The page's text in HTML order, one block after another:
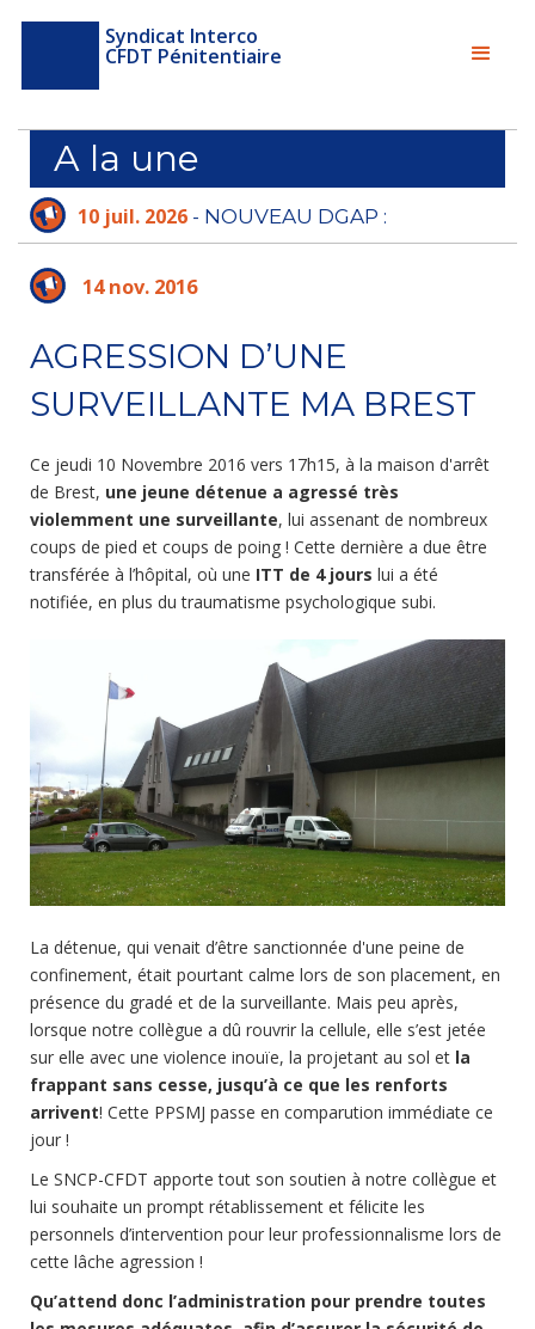
Syndicat Interco
CFDT Pénitentiaire
A la une
10 juil. 2026 - NOUVEAU DGAP :
L'ADMINISTRATION PÉNITENTIAIRE N'A PLUS
LE TEMPS D'ATTENDRE
14 nov. 2016
AGRESSION D’UNE
SURVEILLANTE MA BREST
Ce jeudi 10 Novembre 2016 vers 17h15, à la maison d'arrêt
de Brest, une jeune détenue a agressé très
violemment une surveillante, lui assenant de nombreux
coups de pied et coups de poing ! Cette dernière a due être
transférée à l’hôpital, où une ITT de 4 jours lui a été
notifiée, en plus du traumatisme psychologique subi.
La détenue, qui venait d’être sanctionnée d'une peine de
confinement, était pourtant calme lors de son placement, en
présence du gradé et de la surveillante. Mais peu après,
lorsque notre collègue a dû rouvrir la cellule, elle s’est jetée
sur elle avec une violence inouïe, la projetant au sol et la
frappant sans cesse, jusqu’à ce que les renforts
arrivent! Cette PPSMJ passe en comparution immédiate ce
jour !
Le SNCP-CFDT apporte tout son soutien à notre collègue et
lui souhaite un prompt rétablissement et félicite les
personnels d’intervention pour leur professionnalisme lors de
cette lâche agression !
Qu’attend donc l’administration pour prendre toutes